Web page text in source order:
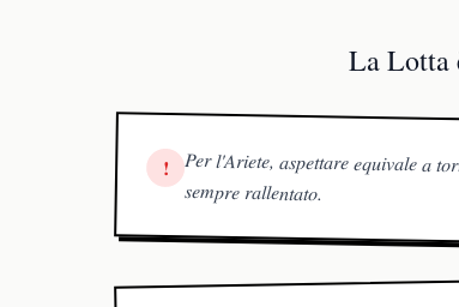
La Lotta
! Per l'Ariete, aspettare equivale a
sempre rallentato.